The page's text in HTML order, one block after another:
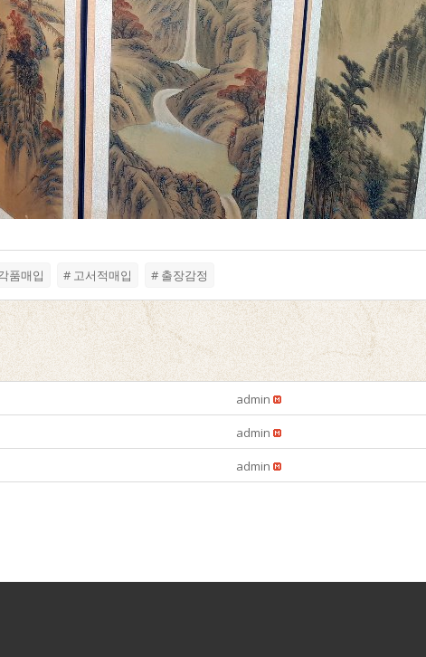
품매입 # 고서적매입 # 출장감정
admin
admin
admin